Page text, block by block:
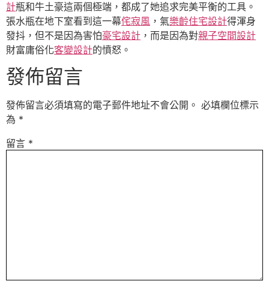
計瓶和牛土豪這兩個極端，都成了她追求完美平衡的工具。
張水瓶在地下室看到這一幕侘寂風 ，氣樂齡住宅設計得渾身
發抖，但不是因為害怕豪宅設計 ，而是因為對親子空間設計
財富庸俗化客變設計的憤怒。
發佈留言
發佈留言必須填寫的電子郵件地址不會公開。 必填欄位標示
為 *
留言 *